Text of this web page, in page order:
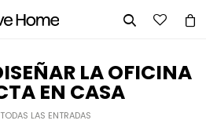

LA OFICINA
EN CASA
LAS ENTRADAS